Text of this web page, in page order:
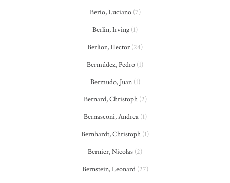
Berio, Luciano(7)
Berlin, Irving (1)
Berlioz, Hector (24)
Bermúdez, Pedro (1)
Bermudo, Juan(1)
Bernard, Christoph(2)
Bernasconi, Andrea(1)
Bernhardt, Christoph (1)
Bernier, Nicolas (2)
Bernstein, Leonard(27)